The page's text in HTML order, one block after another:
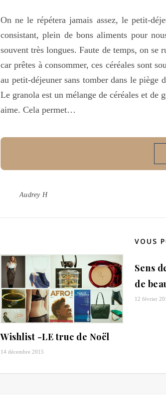
On ne le répétera jamais assez, le petit-
consistant, plein de bons aliments pour
souvent très longues. Faute de temps, on se
car prêtes à consommer, ces céréales sont
au petit-déjeuner sans tomber dans le
Le granola est un mélange de céréales et de
aime. Cela permet…
Audrey H
VOUS
Wishlist -LE truc de Noël
14 décembre 2015
Sens
de
12 février